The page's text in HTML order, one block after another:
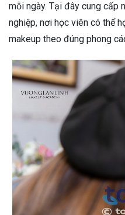
mỗi ngày. Tại đây cung cấp
nghiệp, nơi học viên có thể
makeup theo đúng phong